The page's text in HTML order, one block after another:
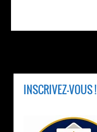
INSCRIVEZ-VOUS !